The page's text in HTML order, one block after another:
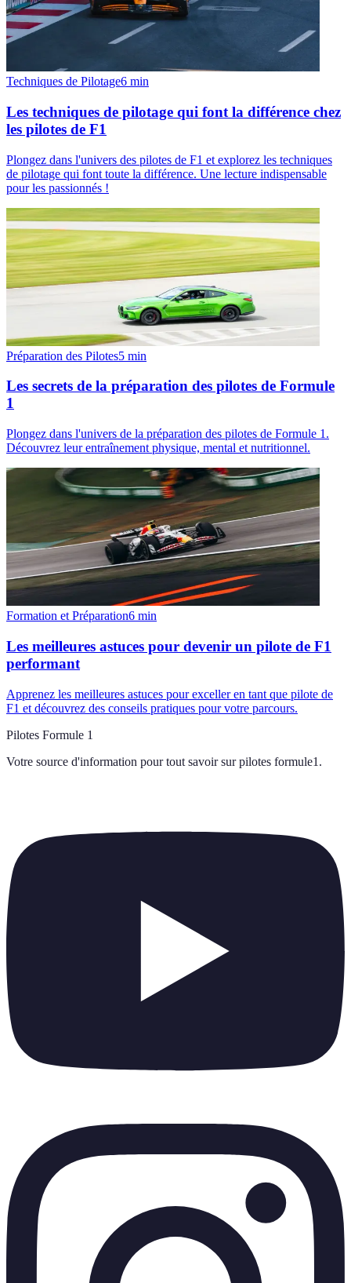
Techniques de Pilotage6 min
Les techniques de pilotage qui font la différence chez
les pilotes de F1
Plongez dans l'univers des pilotes de F1 et explorez les techniques
de pilotage qui font toute la différence. Une lecture indispensable
pour les passionnés !
Préparation des Pilotes5 min
Les secrets de la préparation des pilotes de Formule
1
Plongez dans l'univers de la préparation des pilotes de Formule 1.
Découvrez leur entraînement physique, mental et nutritionnel.
Formation et Préparation6 min
Les meilleures astuces pour devenir un pilote de F1
performant
Apprenez les meilleures astuces pour exceller en tant que pilote de
F1 et découvrez des conseils pratiques pour votre parcours.
Pilotes Formule 1
Votre source d'information pour tout savoir sur pilotes formule1 .